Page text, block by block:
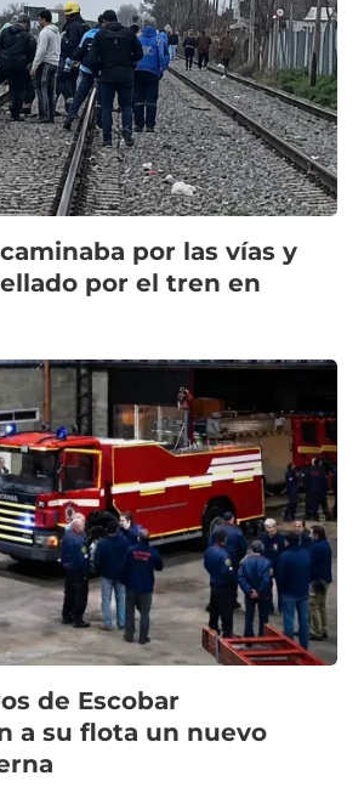
por las vías y
por el tren en
de Escobar
a su flota un nuevo